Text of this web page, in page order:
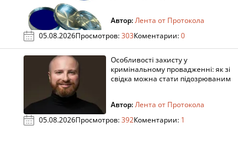
Автор:Лента от Протокола
05.08.2026Просмотров:303Коментарии:0
Особливості захисту у
кримінальному провадженні: як зі
свідка можна стати підозрюваним
Автор:Лента от Протокола
05.08.2026Просмотров:392Коментарии: 1